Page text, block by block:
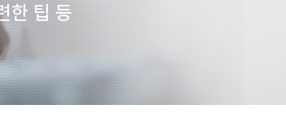
한 팁 등